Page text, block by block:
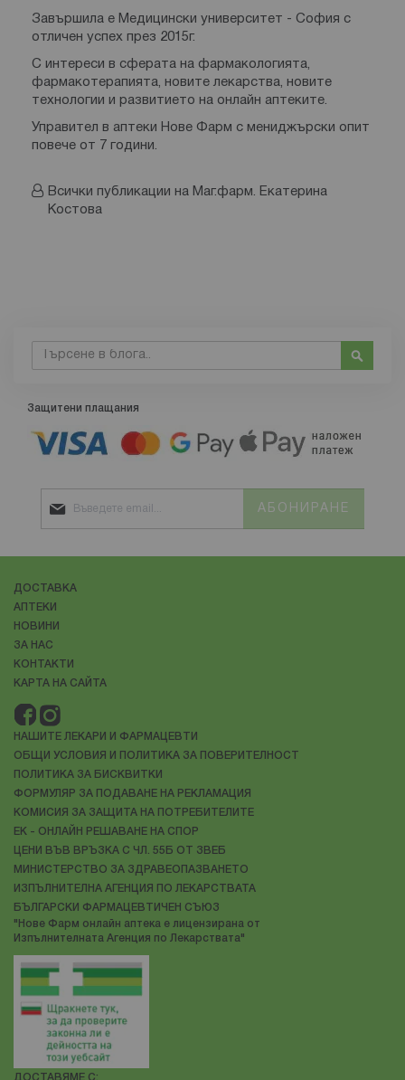
Завършила е Медицински университет - София с
отличен успех през 2015г.
С интереси в сферата на фармакологията,
фармакотерапията, новите лекарства, новите
технологии и развитието на онлайн аптеките.
Управител в аптеки Нове Фарм с мениджърски опит
повече от 7 години.
Всички публикации на Маг.фарм. Екатерина
Костова
Търсене
Защитени плащания
АБОНИРАНЕ
ДОСТАВКА
АПТЕКИ
НОВИНИ
ЗА НАС
КОНТАКТИ
КАРТА НА САЙТА
НАШИТЕ ЛЕКАРИ И ФАРМАЦЕВТИ
ОБЩИ УСЛОВИЯ И ПОЛИТИКА ЗА ПОВЕРИТЕЛНОСТ
ПОЛИТИКА ЗА БИСКВИТКИ
ФОРМУЛЯР ЗА ПОДАВАНЕ НА РЕКЛАМАЦИЯ
КОМИСИЯ ЗА ЗАЩИТА НА ПОТРЕБИТЕЛИТЕ
ЕК - ОНЛАЙН РЕШАВАНЕ НА СПОР
ЦЕНИ ВЪВ ВРЪЗКА С ЧЛ. 55Б ОТ ЗВЕБ
МИНИСТЕРСТВО ЗА ЗДРАВЕОПАЗВАНЕТО
ИЗПЪЛНИТЕЛНА АГЕНЦИЯ ПО ЛЕКАРСТВАТА
БЪЛГАРСКИ ФАРМАЦЕВТИЧЕН СЪЮЗ
"Нове Фарм онлайн аптека е лицензирана от
Изпълнителната Агенция по Лекарствата"